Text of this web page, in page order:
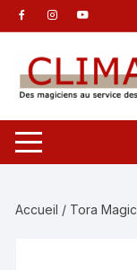
Aller
au
contenu
Accueil / Tora Magic